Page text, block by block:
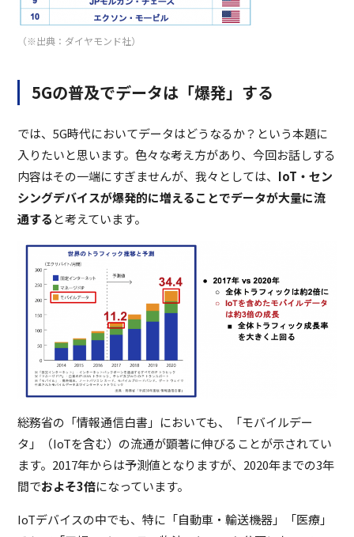
（※出典：ダイヤモンド社）
5Gの普及でデータは「爆発」する
では、5G時代においてデータはどうなるか？という本題に
入りたいと思います。色々な考え方があり、今回お話しする
内容はその一端にすぎませんが、我々としては、 IoT・セン
シングデバイスが爆発的に増えることでデータが大量に流
通する と考えています。
総務省の「情報通信白書」においても、「モバイルデー
タ」（IoTを含む）の流通が顕著に伸びることが示されてい
ます。2017年からは予測値となりますが、2020年までの3年
間でおよそ3倍になっています。
IoTデバイスの中でも、特に「自動車・輸送機器」「医療」